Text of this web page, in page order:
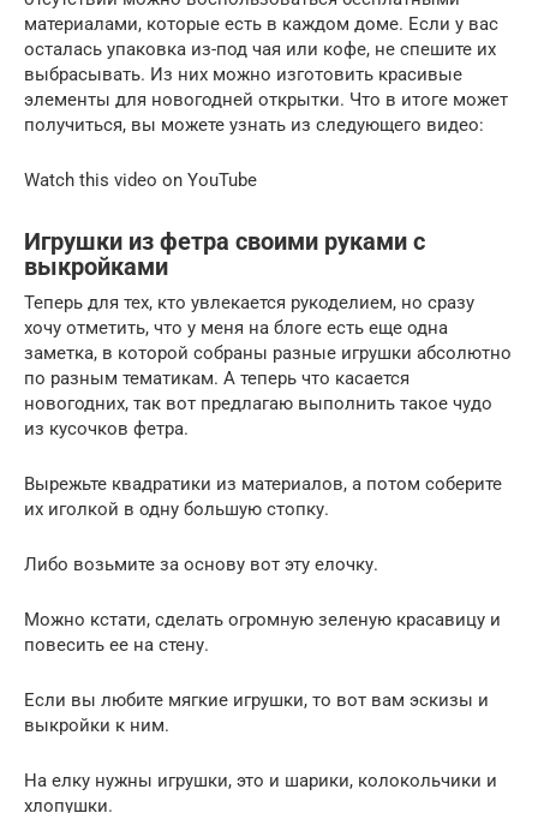
материалами, которые есть в каждом доме. Если у вас
осталась упаковка из-под чая или кофе, не спешите их
выбрасывать. Из них можно изготовить красивые
элементы для новогодней открытки. Что в итоге может
получиться, вы можете узнать из следующего видео:
Watch this video on YouTube
Игрушки из фетра своими руками с
выкройками
Теперь для тех, кто увлекается рукоделием, но сразу
хочу отметить, что у меня на блоге есть еще одна
заметка, в которой собраны разные игрушки абсолютно
по разным тематикам. А теперь что касается
новогодних, так вот предлагаю выполнить такое чудо
из кусочков фетра.
Вырежьте квадратики из материалов, а потом соберите
их иголкой в одну большую стопку.
Либо возьмите за основу вот эту елочку.
Можно кстати, сделать огромную зеленую красавицу и
повесить ее на стену.
Если вы любите мягкие игрушки, то вот вам эскизы и
выкройки к ним.
На елку нужны игрушки, это и шарики, колокольчики и
хлопушки.